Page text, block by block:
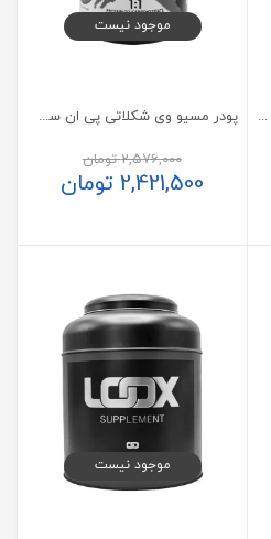
پودر وی پروتئین گلد شکلاتی ران تک 2270 گرم
موجود نیست
پودر مسیو وی شکلاتی پی ان سی 1000 گرم
2,576,000تومان
2,421,500 تومان
موجود نیست